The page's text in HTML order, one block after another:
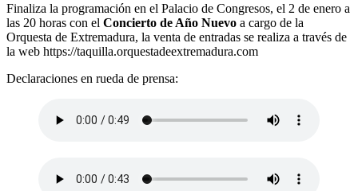
Finaliza la programación en el Palacio de Congresos, el 2 de enero a
las 20 horas con el Concierto de Año Nuevo a cargo de la
Orquesta de Extremadura, la venta de entradas se realiza a través de
la web https://taquilla.orquestadeextremadura.com
Declaraciones en rueda de prensa: